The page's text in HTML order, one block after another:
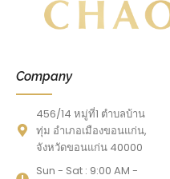
Company
456/14 หมู่ที่1 ตำบลบ้าน
ทุ่ม อำเภอเมืองขอนแก่น,
จังหวัดขอนแก่น 40000
Sun - Sat : 9:00 AM -